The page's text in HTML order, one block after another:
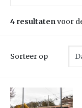
4 resultatenvoor
Sorteer op